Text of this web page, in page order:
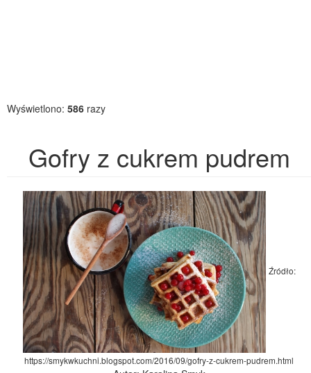
Wyświetlono: 586 razy
Gofry z cukrem pudrem
Źródło:
https://smykwkuchni.blogspot.com/2016/09/gofry-z-cukrem-pudrem.html